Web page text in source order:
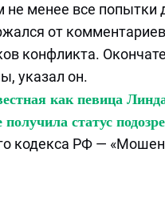
менее все попытки
от
конфликта.
указал он.
как певица
статус
кодекса РФ —